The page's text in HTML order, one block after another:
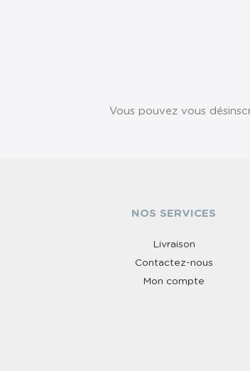
Vous pouvez vous
NOS SERVICES
Livraison
Contactez-nous
Mon compte